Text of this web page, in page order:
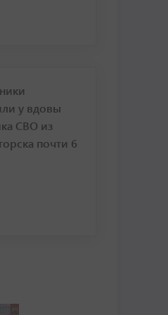
у вдовы
СВО из
почти 6